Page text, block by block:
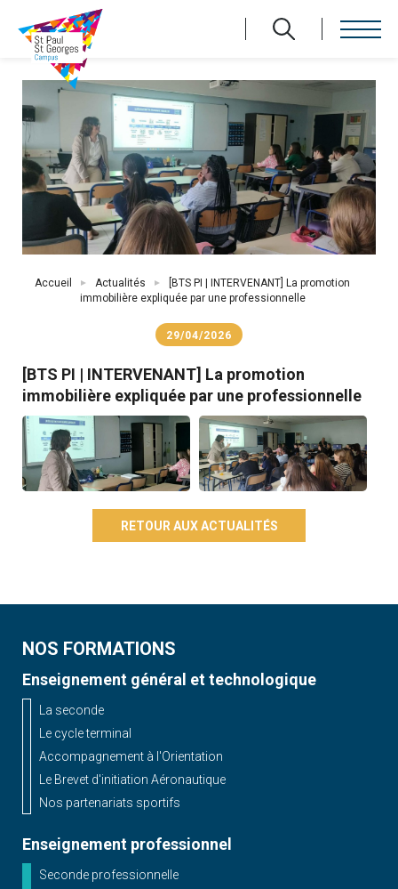
principal
FilAccueil Actualités
[BTS PI | INTERVENANT] La promotion
immobilière expliquée par une professionnelle
29/04/2026
[BTS PI | INTERVENANT] La promotion
immobilière expliquée par une professionnelle
RETOUR AUX ACTUALITÉS
NOS FORMATIONS
Enseignement général et technologique
La seconde
Le cycle terminal
Accompagnement à l'Orientation
Le Brevet d'initiation Aéronautique
Nos partenariats sportifs
Enseignement professionnel
Seconde professionnelle